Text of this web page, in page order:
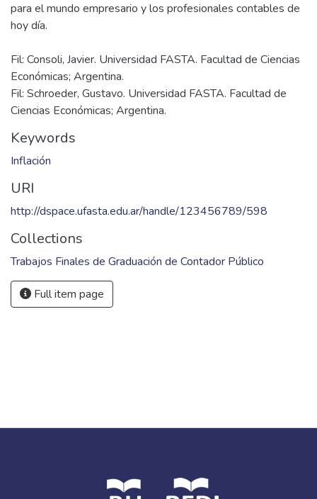
para el mundo empresario y los profesionales contables de
Fil: Consoli, Javier. Universidad FASTA. Facultad de Ciencias
Económicas; Argentina.
Fil: Schroeder, Gustavo. Universidad FASTA. Facultad de
Ciencias Económicas; Argentina.
Keywords
Inflación
URI
http://dspace.ufasta.edu.ar/handle/123456789/598
Collections
Trabajos Finales de Graduación de Contador Público
Full item page